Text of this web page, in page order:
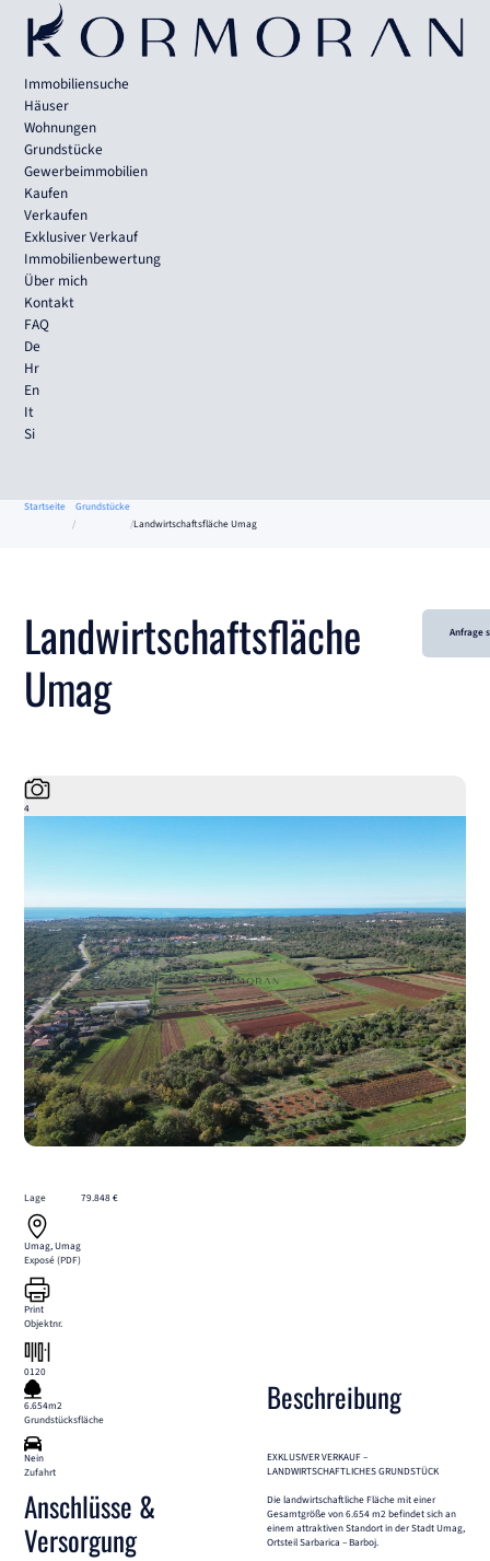
Immobiliensuche
Häuser
Wohnungen
Grundstücke
Gewerbeimmobilien
Kaufen
Verkaufen
Exklusiver Verkauf
Immobilienbewertung
Über mich
Kontakt
FAQ
De
Hr
En
It
Si
Startseite
Grundstücke
Landwirtschaftsfläche Umag
Landwirtschaftsfläche
Umag
Anfrage
4
Lage
Umag, Umag
Exposé (PDF)
Print
Objektnr.
0120
79.848 €
6.654m2
Grundstücksfläche
Nein
Zufahrt
Anschlüsse &
Versorgung
Beschreibung
EXKLUSIVER VERKAUF –
LANDWIRTSCHAFTLICHES GRUNDSTÜCK
Die landwirtschaftliche Fläche mit einer
Gesamtgröße von 6.654 m2 befindet sich an
einem attraktiven Standort in der Stadt Umag,
Ortsteil Sarbarica – Barboj.